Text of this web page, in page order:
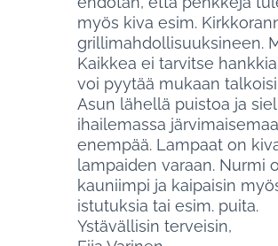
myös kiva esim.
grillimahdollisuuksineen.
Kaikkea ei tarvitse
voi pyytää mukaan
Asun lähellä puistoa ja
ihailemassa
enempää. Lampaat on
lampaiden varaan. Nurmi
kauniimpi ja kaipaisin
istutuksia tai esim. puita.
Ystävällisin terveisin,